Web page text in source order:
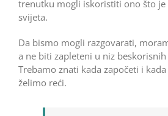
trenutku mogli iskoristiti ono što je
svijeta.
Da bismo mogli razgovarati,
a ne biti zapleteni u niz
Trebamo znati kada započeti i
želimo reći.